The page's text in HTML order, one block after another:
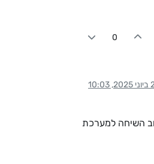
0
השיחה למערכת